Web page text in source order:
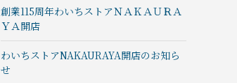
創業115周年わいちストアＮＡＫＡＵＲＡ
ＹＡ開店
わいちストアNAKAURAYA開店のお知ら
せ